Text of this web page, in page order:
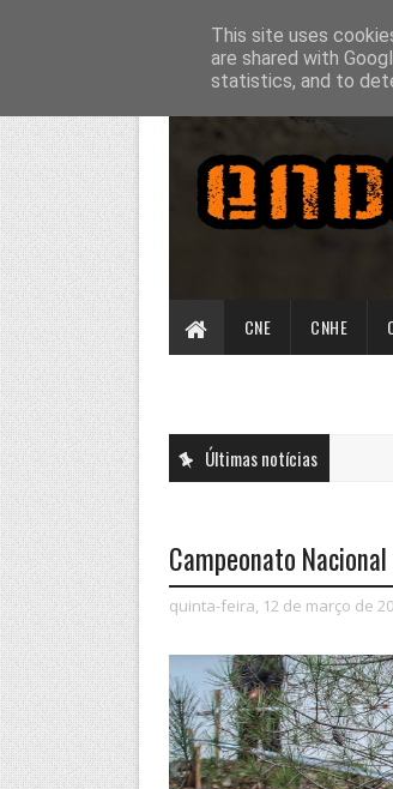
CNE CNHE
Últimas notícias
Campeonato
quinta-feira, 12 de março de
This site uses
are shared with
statistics, and to